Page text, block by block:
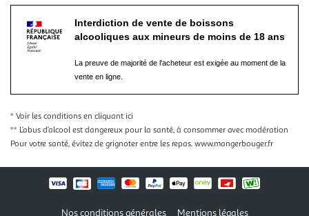
Interdiction de vente de boissons
alcooliques aux mineurs de moins de 18 ans
La preuve de majorité de l'acheteur est exigée au moment de la
vente en ligne.
* Voir les conditions en cliquant ici
** L’abus d’alcool est dangereux pour la santé, à consommer avec modération
Pour votre santé, évitez de grignoter entre les repas. www.mangerbouger.fr
Nos conditions générales Mentions légales